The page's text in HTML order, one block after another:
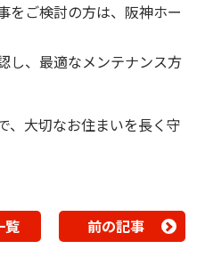
をご検討の方は、阪神ホー
し、最適なメンテナンス方
、大切なお住まいを長く守
覧 前の記事